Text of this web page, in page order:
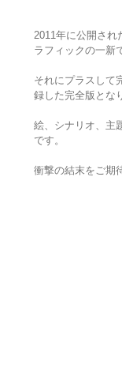
2011年に公開され
ラフィックの一新
それにプラスして
録した完全版とな
絵、シナリオ、主
です。
衝撃の結末をご期